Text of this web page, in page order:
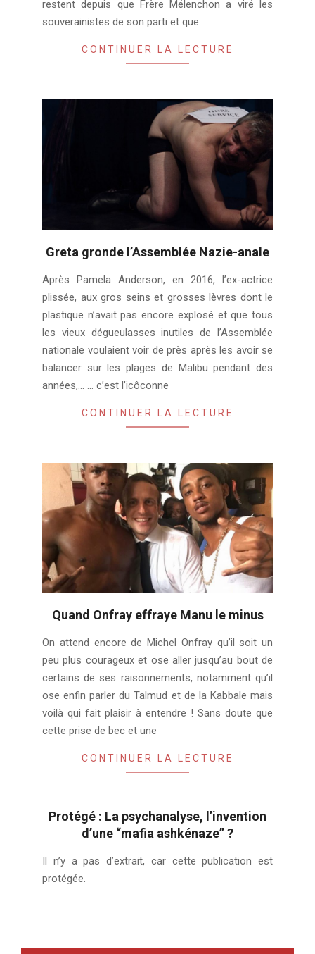
restent depuis que Frère Mélenchon a viré les
souverainistes de son parti et que
CONTINUER LA LECTURE
Greta gronde l’Assemblée Nazie-anale
08-
07
Après Pamela Anderson, en 2016, l’ex-actrice
plissée, aux gros seins et grosses lèvres dont le
plastique n’avait pas encore explosé et que tous
les vieux dégueulasses inutiles de l’Assemblée
nationale voulaient voir de près après les avoir se
balancer sur les plages de Malibu pendant des
années,… … c’est l’icôconne
CONTINUER LA LECTURE
Quand Onfray effraye Manu le minus
10-
30
On attend encore de Michel Onfray qu’il soit un
peu plus courageux et ose aller jusqu’au bout de
certains de ses raisonnements, notamment qu’il
ose enfin parler du Talmud et de la Kabbale mais
voilà qui fait plaisir à entendre ! Sans doute que
cette prise de bec et une
CONTINUER LA LECTURE
Protégé : La psychanalyse, l’invention
d’une “mafia ashkénaze” ?
08-
08
Il n’y a pas d’extrait, car cette publication est
protégée.